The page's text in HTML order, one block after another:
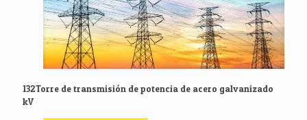
132Torre de transmisión de potencia de acero galvanizado
kV